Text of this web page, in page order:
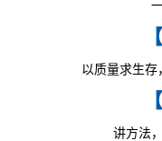
以质量求生
讲方法